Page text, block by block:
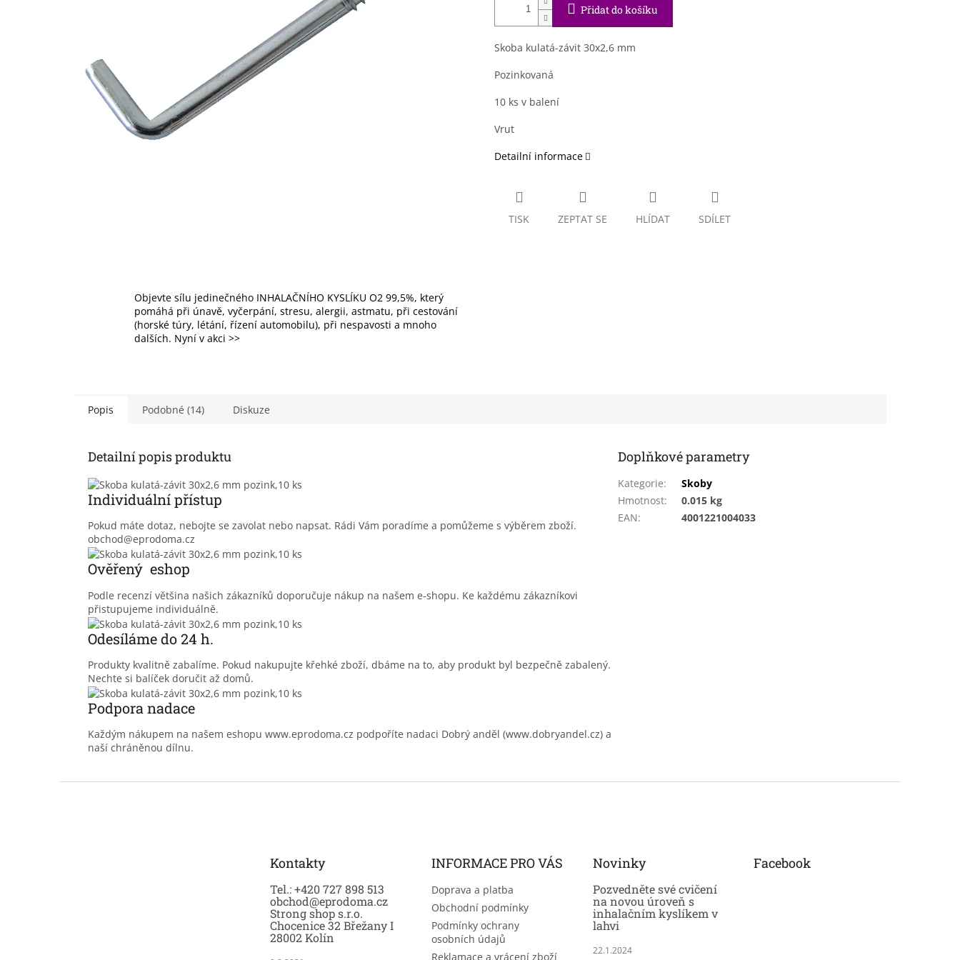
Přidat do košíku
Skoba kulatá-závit 30x2,6 mm
Pozinkovaná
10 ks v balení
Vrut
Detailní informace
TISK ZEPTAT SE HLÍDAT SDÍLET
Objevte sílu jedinečného INHALAČNÍHO KYSLÍKU O2 99,5%, který
pomáhá při únavě, vyčerpání, stresu, alergii, astmatu, při cestování
(horské túry, létání, řízení automobilu), při nespavosti a mnoho
dalších. Nyní v akci >>
Popis Podobné (14) Diskuze
Detailní popis produktu
Individuální přístup
Pokud máte dotaz, nebojte se zavolat nebo napsat. Rádi Vám poradíme a pomůžeme s výběrem zboží.
obchod@eprodoma.cz
Ověřený eshop
Podle recenzí většina našich zákazníků doporučuje nákup na našem e-shopu. Ke každému zákazníkovi
přistupujeme individuálně.
Odesíláme do 24 h.
Produkty kvalitně zabalíme. Pokud nakupujte křehké zboží, dbáme na to, aby produkt byl bezpečně zabalený.
Nechte si balíček doručit až domů.
Podpora nadace
Každým nákupem na našem eshopu www.eprodoma.cz podpoříte nadaci Dobrý anděl (www.dobryandel.cz) a
naší chráněnou dílnu.
Doplňkové parametry
Kategorie:
Skoby
Hmotnost:
0.015 kg
EAN: 4001221004033
Kontakty
Tel.: +420 727 898 513
obchod@eprodoma.cz
Strong shop s.r.o.
Chocenice 32 Břežany I
28002 Kolín
INFORMACE PRO VÁS
Doprava a platba
Obchodní podmínky
Podmínky ochrany
osobních údajů
Reklamace a vrácení zboží
Novinky
Pozvedněte své cvičení
na novou úroveň s
inhalačním kyslíkem v
lahvi
22.1.2024
Facebook